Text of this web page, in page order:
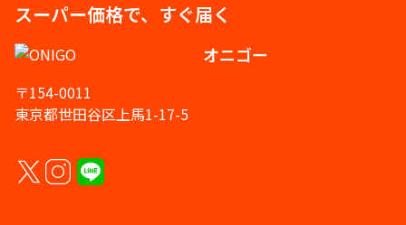
スーパー価格で、すぐ届く
オニゴー
〒154-0011
東京都世田谷区上馬1-17-5